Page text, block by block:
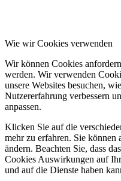
Wie wir Cookies verwenden
Wir können Cookies
werden. Wir verwenden
unsere Websites besuchen,
Nutzererfahrung verbessern
anpassen.
Klicken Sie auf die
mehr zu erfahren. Sie können
ändern. Beachten Sie, dass
Cookies Auswirkungen auf
und auf die Dienste haben